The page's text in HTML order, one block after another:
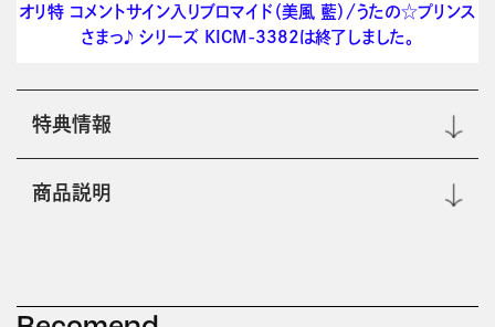
オリ特 コメントサイン入りブロマイド（美風 藍）/うたの☆プリンス
さまっ♪ シリーズ KICM-3382は終了しました。
特典情報
商品説明